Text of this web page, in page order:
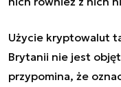
Użycie kryptowalut
Brytanii nie jest
przypomina, że